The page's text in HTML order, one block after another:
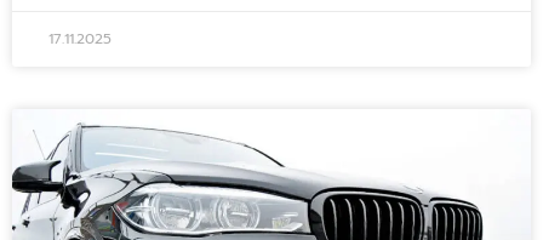
17.11.2025